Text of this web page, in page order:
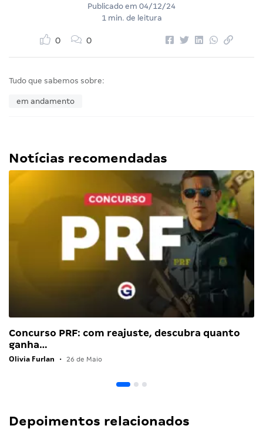
Publicado em 04/12/24
1 min. de leitura
0 0
Tudo que sabemos sobre:
em andamento
Notícias recomendadas
Concurso PRF: com reajuste, descubra quanto
ganha…
Olivia Furlan • 26 de Maio
Depoimentos relacionados